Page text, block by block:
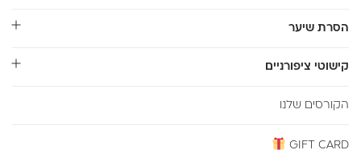
הסרת שיער
קישוטי ציפורניים
הקורסים שלנו
GIFT CARD